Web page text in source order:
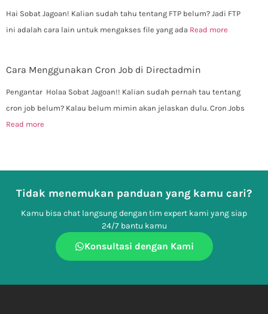
Hai Sobat Jagoan! Kalian sudah tahu tentang FTP belum? Jadi FTP
ini adalah cara lain untuk mengakses file yang ada Read more
Cara Menggunakan Cron Job di Directadmin
Pengantar Holaa Sobat Jagoan!! Kalian sudah pernah tau tentang
cron job belum? Kalau belum mimin akan jelaskan dulu. Cron Jobs
Read more
Tidak menemukan panduan yang kamu cari?
Kamu bisa chat langsung dengan tim expert kami yang siap
24/7 bantu kamu
Konsultasi dengan Kami